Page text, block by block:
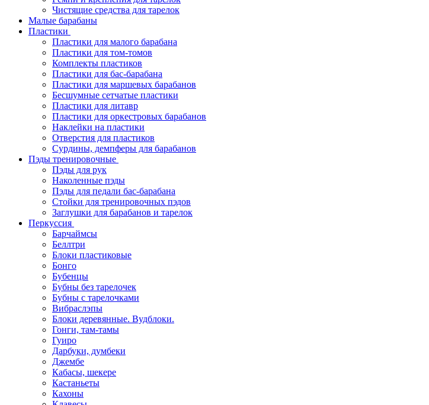
Чистящие средства для тарелок
Малые барабаны
Пластики
Пластики для малого барабана
Пластики для том-томов
Комплекты пластиков
Пластики для бас-барабана
Пластики для маршевых барабанов
Бесшумные сетчатые пластики
Пластики для литавр
Пластики для оркестровых барабанов
Наклейки на пластики
Отверстия для пластиков
Сурдины, демпферы для барабанов
Пэды тренировочные
Пэды для рук
Наколенные пэды
Пэды для педали бас-барабана
Стойки для тренировочных пэдов
Заглушки для барабанов и тарелок
Перкуссия
Барчаймсы
Беллтри
Блоки пластиковые
Бонго
Бубенцы
Бубны без тарелочек
Бубны с тарелочками
Вибраслэпы
Блоки деревянные. Вудблоки.
Гонги, там-тамы
Гуиро
Дарбуки, думбеки
Джембе
Кабасы, шекере
Кастаньеты
Кахоны